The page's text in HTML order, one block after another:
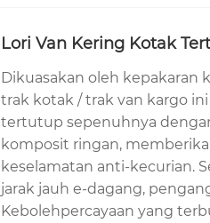
Lori Van Kering Kotak
Dikuasakan oleh kepakaran
trak kotak / trak van kargo
tertutup sepenuhnya
komposit ringan,
keselamatan anti-kecurian.
jarak jauh e-dagang,
Kebolehpercayaan yang